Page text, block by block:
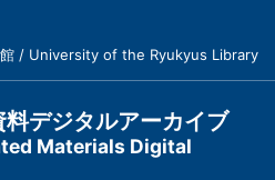
館 / University of the Ryukyus Library
デジタルアーカイブ
Materials Digital